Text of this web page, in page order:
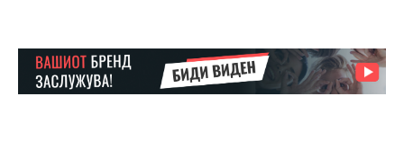
Etiam est nibh, lobortis sit
Praesent euismod ac
Ut mollis pellentesque tortor